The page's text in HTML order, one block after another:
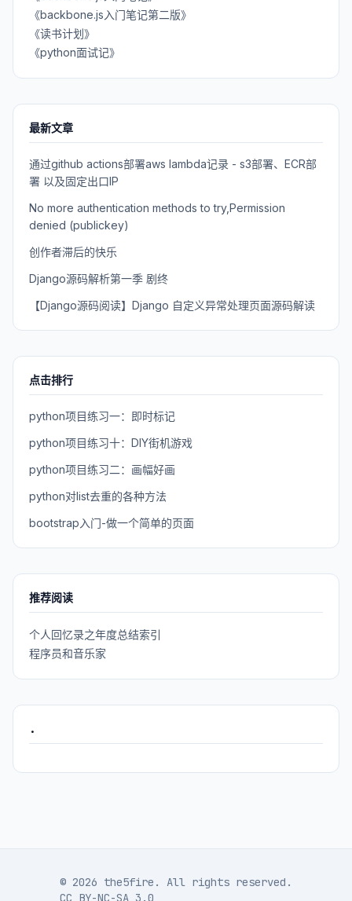
《backbone.js入门笔记第二版》
《读书计划》
《python面试记》
最新文章
通过github actions部署aws lambda记录 - s3部署、ECR部
署 以及固定出口IP
No more authentication methods to try,Permission
denied (publickey)
创作者滞后的快乐
Django源码解析第一季 剧终
【Django源码阅读】Django 自定义异常处理页面源码解读
点击排行
python项目练习一：即时标记
python项目练习十：DIY街机游戏
python项目练习二：画幅好画
python对list去重的各种方法
bootstrap入门-做一个简单的页面
推荐阅读
个人回忆录之年度总结索引
程序员和音乐家
.
© 2026 the5fire. All rights reserved.
CC BY-NC-SA 3.0